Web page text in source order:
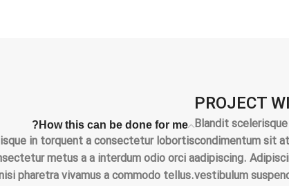
PROJECT
Blandit scelerisque
condimentum sit at
adipiscing.
vestibulum
How this can be done for me?
in torquent a consectetur lobortis
metus a a interdum odio orci a
pharetra vivamus a commodo tellus.